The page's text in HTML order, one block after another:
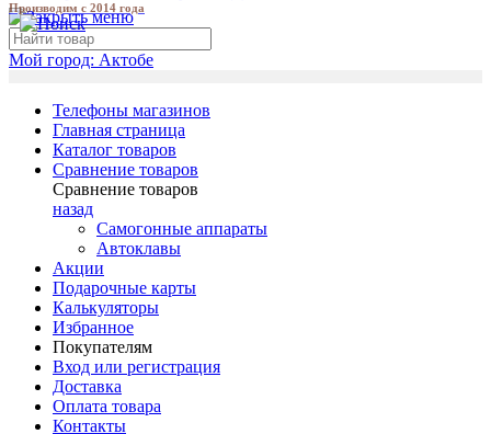
Производим с 2014 года
Мой город: Актобе
Телефоны магазинов
Главная страница
Каталог товаров
Сравнение товаров
Сравнение товаров
назад
Самогонные аппараты
Автоклавы
Акции
Подарочные карты
Калькуляторы
Избранное
Покупателям
Вход или регистрация
Доставка
Оплата товара
Контакты